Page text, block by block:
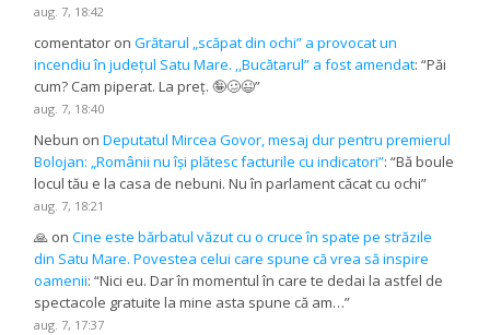
aug. 7, 18:42
comentator onGrătarul „scăpat din ochi” a provocat un
incendiu în județul Satu Mare. ,,Bucătarul” a fost amendat: “Păi
cum? Cam piperat. La preț. 🤪🥴😉”
aug. 7, 18:40
Nebun onDeputatul Mircea Govor, mesaj dur pentru premierul
Bolojan: „Românii nu își plătesc facturile cu indicatori”: “Bă boule
locul tău e la casa de nebuni. Nu în parlament căcat cu ochi”
aug. 7, 18:21
🙏 onCine este bărbatul văzut cu o cruce în spate pe străzile
din Satu Mare. Povestea celui care spune că vrea să inspire
oamenii: “Nici eu. Dar în momentul în care te dedai la astfel de
spectacole gratuite la mine asta spune că am…”
aug. 7, 17:37